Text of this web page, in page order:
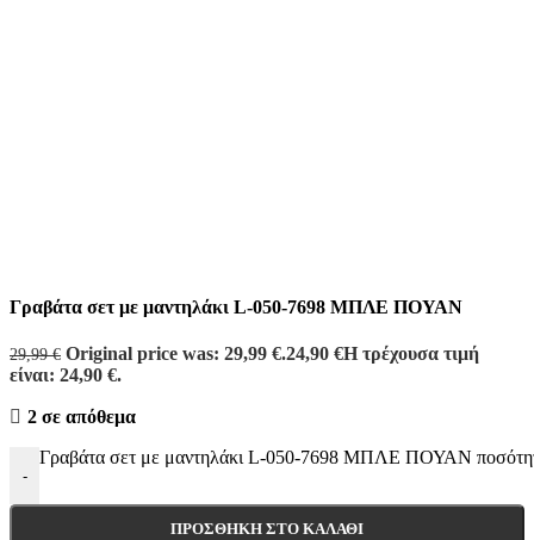
Γραβάτα σετ με μαντηλάκι L-050-7698 ΜΠΛΕ ΠΟΥΑΝ
29,99€ Original price was: 29,99 €.24,90 €Η τρέχουσα τιμή
είναι: 24,90 €.
2 σε απόθεμα
-
Γραβάτα σετ με μαντηλάκι L-050-7698 ΜΠΛΕ ΠΟΥΑΝ
ΠΡΟΣΘΉΚΗ ΣΤΟ ΚΑΛΆΘΙ